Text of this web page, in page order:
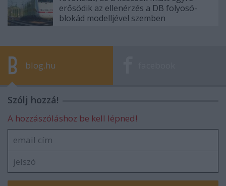
erősödik az ellenérzés a DB folyosó-
blokád modelljével szemben
blog.hu
Szólj hozzá!
A hozzászóláshoz be kell lépned!